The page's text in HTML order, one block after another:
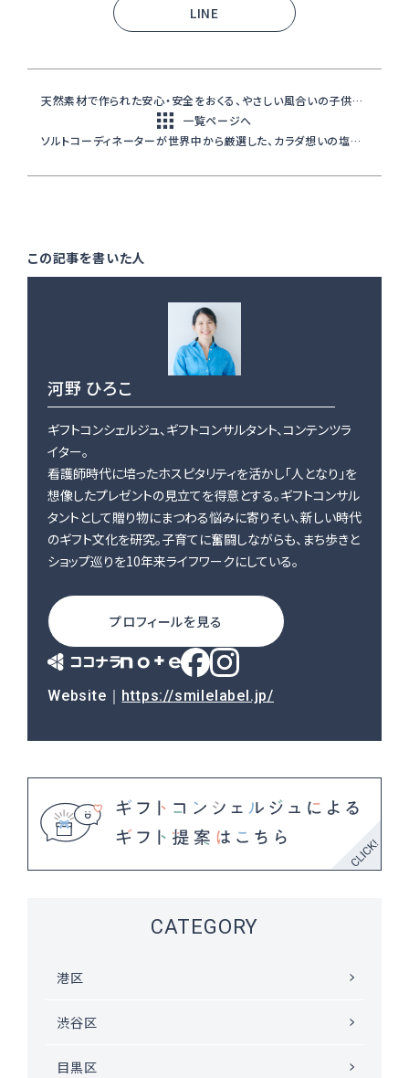
LINE
天然素材で作られた安心・安全をおくる、やさしい風合いの子供用漆器
一覧ページへ
ソルトコーディネーターが世界中から厳選した、カラダ想いの塩ギフト
河野 ひろこ
ギフトコンシェルジュ、ギフトコンサルタント、コンテンツラ
イター。
看護師時代に培ったホスピタリティを活かし「人となり」を
想像したプレゼントの見立てを得意とする。ギフトコンサル
タントとして贈り物にまつわる悩みに寄りそい、新しい時代
のギフト文化を研究。子育てに奮闘しながらも、まち歩きと
ショップ巡りを10年来ライフワークにしている。
Website｜ https://smilelabel.jp/
プロフィールを見る
CATEGORY
港区
渋谷区
目黒区